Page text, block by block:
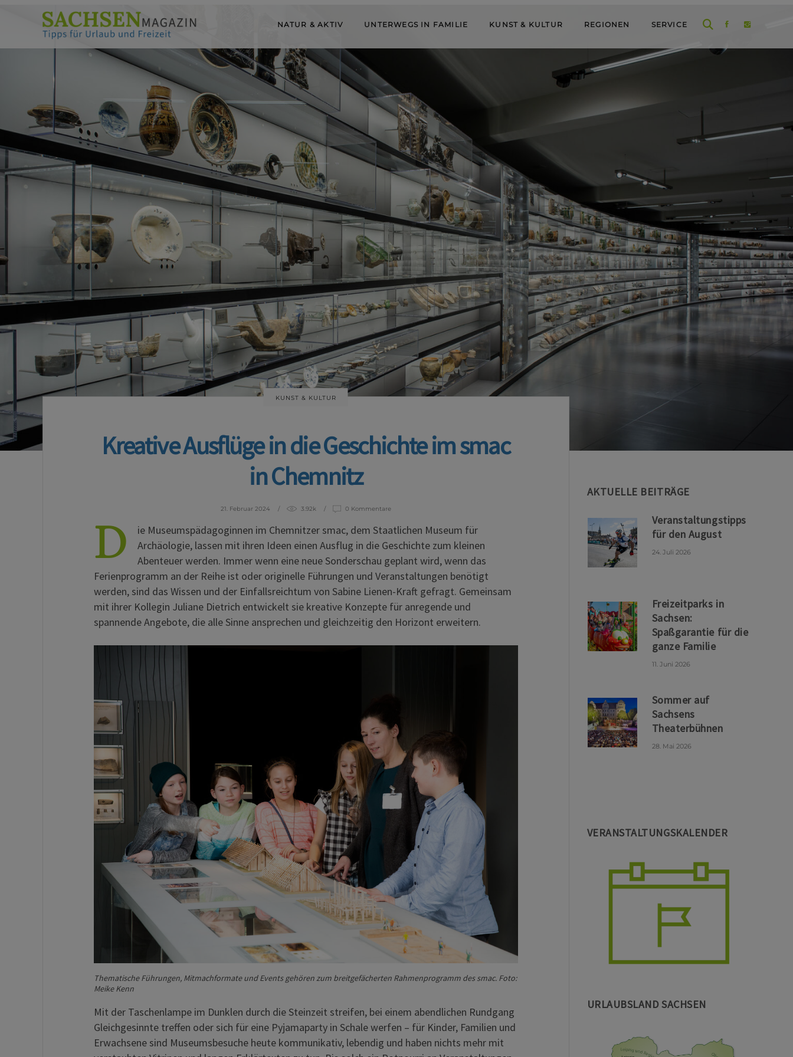
NATUR & AKTIV UNTERWEGS IN FAMILIE KUNST & KULTUR REGIONEN SERVICE
KUNST & KULTUR
Kreative Ausflüge in die Geschichte im smac
in Chemnitz
21. Februar 2024 3.92k 0 Kommentare
D
ie Museumspädagoginnen im Chemnitzer smac, dem Staatlichen Museum für
Archäologie, lassen mit ihren Ideen einen Ausflug in die Geschichte zum kleinen
Abenteuer werden. Immer wenn eine neue Sonderschau geplant wird, wenn das
Ferienprogramm an der Reihe ist oder originelle Führungen und Veranstaltungen benötigt
werden, sind das Wissen und der Einfallsreichtum von Sabine Lienen-Kraft gefragt. Gemeinsam
mit ihrer Kollegin Juliane Dietrich entwickelt sie kreative Konzepte für anregende und
spannende Angebote, die alle Sinne ansprechen und gleichzeitig den Horizont erweitern.
Thematische Führungen, Mitmachformate und Events gehören zum breitgefächerten Rahmenprogramm des smac. Foto:
Meike Kenn
Mit der Taschenlampe im Dunklen durch die Steinzeit streifen, bei einem abendlichen Rundgang
Gleichgesinnte treffen oder sich für eine Pyjamaparty in Schale werfen – für Kinder, Familien und
Erwachsene sind Museumsbesuche heute kommunikativ, lebendig und haben nichts mehr mit
AKTUELLE BEITRÄGE
Veranstaltungstipps
für den August
24. Juli 2026
Freizeitparks in
Sachsen:
Spaßgarantie für die
ganze Familie
11. Juni 2026
Sommer auf
Sachsens
Theaterbühnen
28. Mai 2026
VERANSTALTUNGSKALENDER
URLAUBSLAND SACHSEN